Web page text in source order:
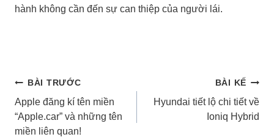
hành không cần đến sự can thiệp của người lái.
Điều
hướng
BÀI TRƯỚC
Apple đăng kí tên miền
“Apple.car” và những tên
miền liên quan!
BÀI KẾ
Hyundai tiết lộ chi tiết về
Ioniq Hybrid